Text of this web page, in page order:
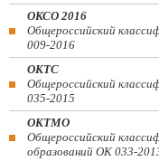
ОКСО 2016
Общероссийский
009-2016
ОКТС
Общероссийский
035-2015
ОКТМО
Общероссийский
образований ОК 033-